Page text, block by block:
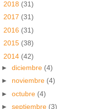
2018 (31)
2017 (31)
2016 (31)
2015 (38)
2014 (42)
► diciembre (4)
► noviembre (4)
► octubre (4)
► septiembre (3)